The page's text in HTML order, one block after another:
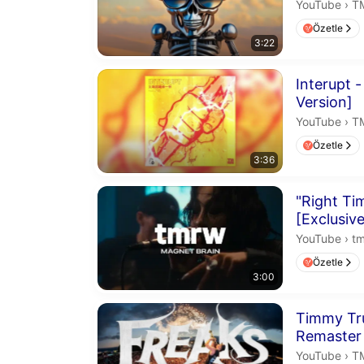
3:22
YouTube ›
Özetle
3:36
Interupt -
Version]
Süre 3
YouTube ›
Özetle
3:00
"Right
Süre 3 dakika
YouTube ›
Özetle
Timmy
Süre 2
YouTube ›